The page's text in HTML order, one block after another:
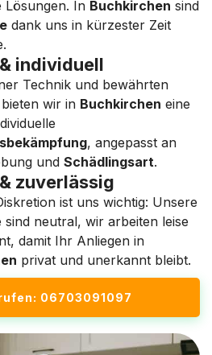
Lösungen. In Buchkirchen sind
dank uns in kürzester Zeit
individuell
Technik und bewährten
wir in Buchkirchen eine
, angepasst an
und Schädlingsart.
zuverlässig
ist uns wichtig: Unsere
sind neutral, wir arbeiten leise
damit Ihr Anliegen in
privat und unerkannt bleibt.
06703091097